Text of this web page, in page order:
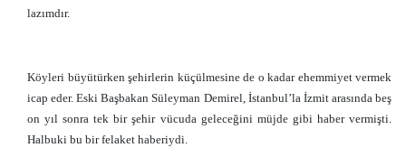
lazımdır.
Köyleri büyütürken şehirlerin küçülmesine de o kadar ehemmiyet vermek
icap eder. Eski Başbakan Süleyman Demirel, İstanbul’la İzmit arasında beş
on yıl sonra tek bir şehir vücuda geleceğini müjde gibi haber vermişti.
Halbuki bu bir felaket haberiydi.